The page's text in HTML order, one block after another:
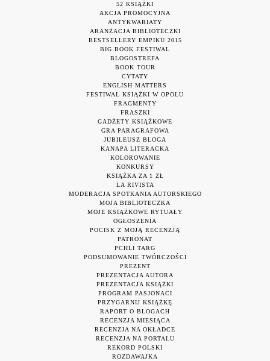
52 KSIĄŻKI
AKCJA PROMOCYJNA
ANTYKWARIATY
ARANŻACJA BIBLIOTECZKI
BESTSELLERY EMPIKU 2015
BIG BOOK FESTIWAL
BLOGOSTREFA
BOOK TOUR
CYTATY
ENGLISH MATTERS
FESTIWAL KSIĄŻKI W OPOLU
FRAGMENTY
FRASZKI
GADŻETY KSIĄŻKOWE
GRA PARAGRAFOWA
JUBILEUSZ BLOGA
KANAPA LITERACKA
KOLOROWANIE
KONKURSY
KSIĄŻKA ZA 1 ZŁ
LA RIVISTA
MODERACJA SPOTKANIA AUTORSKIEGO
MOJA BIBLIOTECZKA
MOJE KSIĄŻKOWE RYTUAŁY
OGŁOSZENIA
POCISK Z MOJĄ RECENZJĄ
PATRONAT
PCHLI TARG
PODSUMOWANIE TWÓRCZOŚCI
PREZENT
PREZENTACJA AUTORA
PREZENTACJA KSIĄŻKI
PROGRAM PASJONACI
PRZYGARNIJ KSIĄŻKĘ
RAPORT O BLOGACH
RECENZJA MIESIĄCA
RECENZJA NA OKŁADCE
RECENZJA NA PORTALU
REKORD POLSKI
ROZDAWAJKA